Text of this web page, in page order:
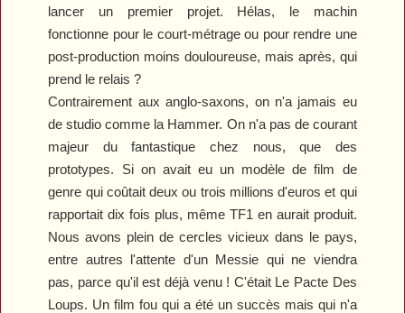
lancer un premier projet. Hélas, le machin
fonctionne pour le court-métrage ou pour rendre une
post-production moins douloureuse, mais après, qui
prend le relais ?
Contrairement auxanglo-saxons, on n'a jamais eu
de studio comme la Hammer. On n'a pas de courant
majeur du fantastique chez nous, que des
prototypes. Si on avait eu un modèle de film de
genre qui coûtait deux ou trois millions d'euros et qui
rapportait dix fois plus, même TF1 en aurait produit.
Nous avons plein de cercles vicieux dans le pays,
entre autres l'attente d'un Messie qui ne viendra
pas, parce qu'il est déjà venu ! C'était Le Pacte Des
Loups. Un film fou qui a été un succès mais qui n'a